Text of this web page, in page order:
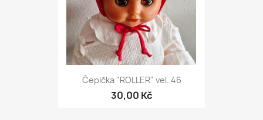
Čepička "ROLLER" vel. 46
30,00 Kč